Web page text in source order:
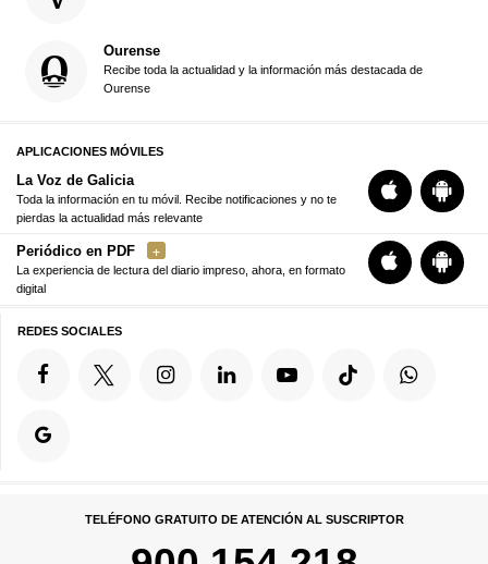
Ourense
Recibe toda la actualidad y la información más destacada de
Ourense
APLICACIONES MÓVILES
La Voz de Galicia
Toda la información en tu móvil. Recibe notificaciones y no te
pierdas la actualidad más relevante
Periódico en PDF
La experiencia de lectura del diario impreso, ahora, en formato
digital
REDES SOCIALES
TELÉFONO GRATUITO DE ATENCIÓN AL SUSCRIPTOR